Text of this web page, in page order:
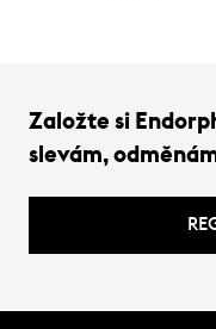
Založte si
slevám,